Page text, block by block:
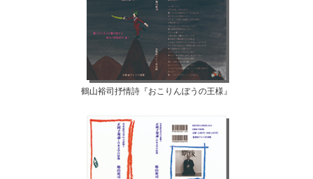
鶴山裕司抒情詩『おこりんぼうの王様』